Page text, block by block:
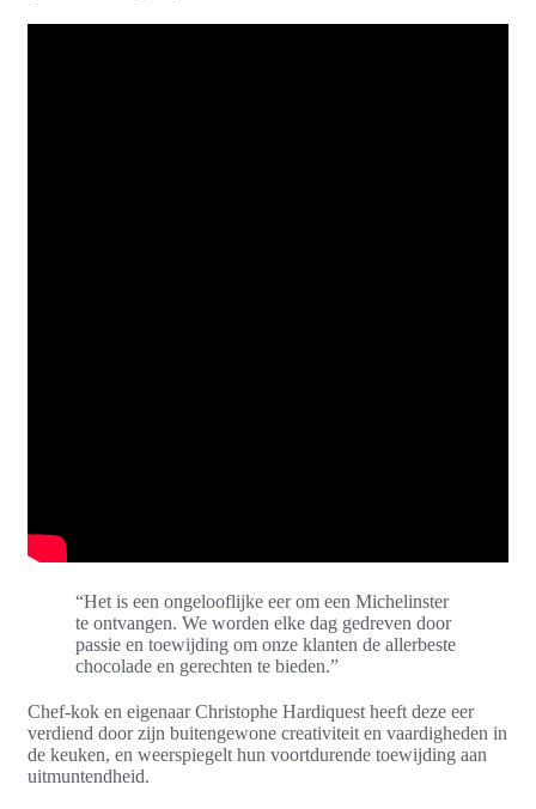
“Het is een ongelooflijke eer om een Michelinster
te ontvangen. We worden elke dag gedreven door
passie en toewijding om onze klanten de allerbeste
chocolade en gerechten te bieden.”
Chef-kok en eigenaar Christophe Hardiquest heeft deze eer
verdiend door zijn buitengewone creativiteit en vaardigheden in
de keuken, en weerspiegelt hun voortdurende toewijding aan
uitmuntendheid.